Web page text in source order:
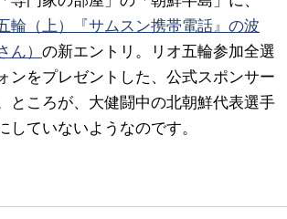
輪（上）『サムスン携帯電話』の波
ん） の新エントリ。リオ五輪参加全選
ンをプレゼントした、公式スポンサー
ところが、大健闘中の北朝鮮代表選手
していないようなのです。